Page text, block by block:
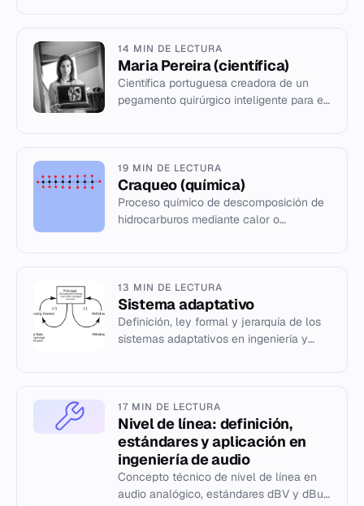
14 MIN DE LECTURA
Maria Pereira (científica)
Científica portuguesa creadora de un
pegamento quirúrgico inteligente para el
19 MIN DE LECTURA
Craqueo (química)
Proceso químico de descomposición de
hidrocarburos mediante calor o
13 MIN DE LECTURA
Sistema adaptativo
Definición, ley formal y jerarquía de los
sistemas adaptativos en ingeniería y
17 MIN DE LECTURA
Nivel de línea: definición,
estándares y aplicación en
ingeniería de audio
Concepto técnico de nivel de línea en
audio analógico, estándares dBV y dBu,